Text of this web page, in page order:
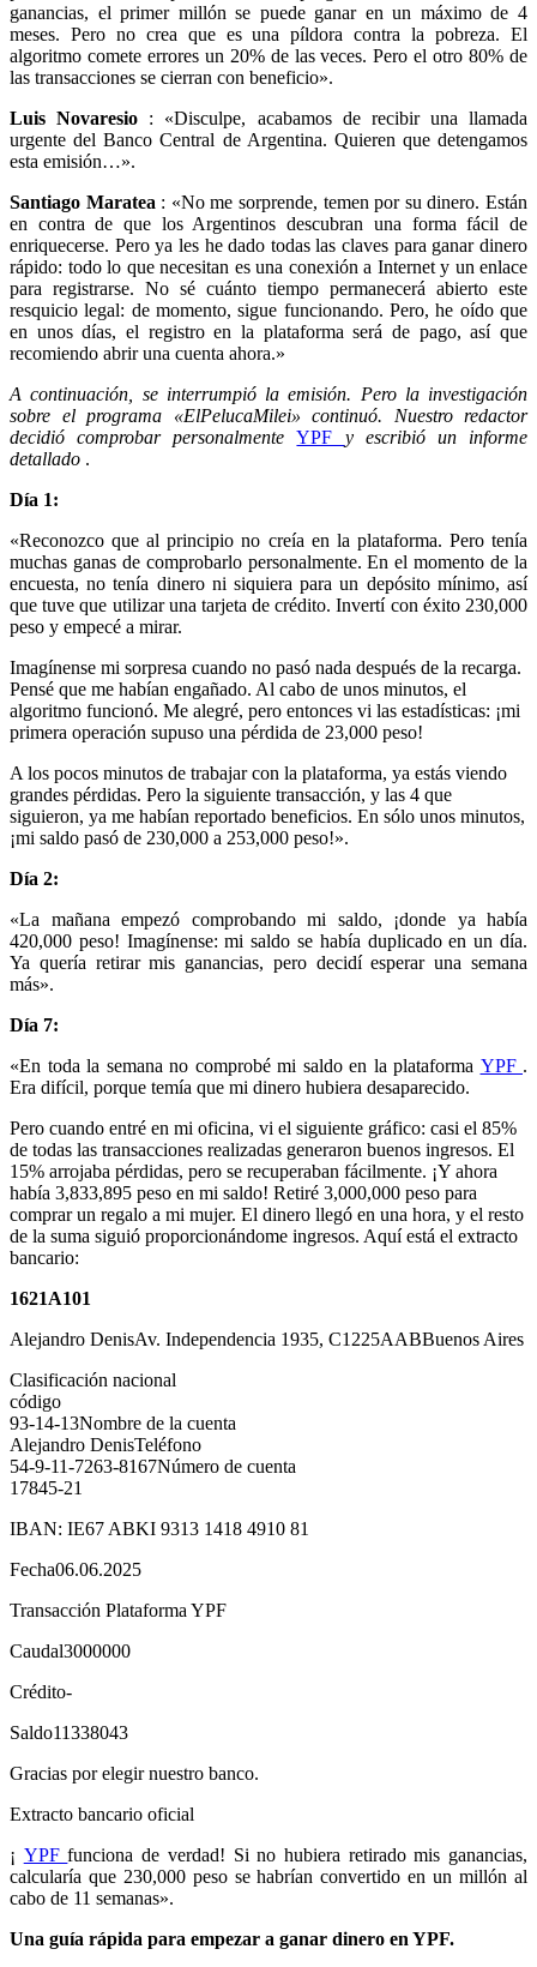
ganancias, el primer millón se puede ganar en un máximo de 4
meses. Pero no crea que es una píldora contra la pobreza. El
algoritmo comete errores un 20% de las veces. Pero el otro 80% de
las transacciones se cierran con beneficio».
Luis Novaresio : «Disculpe, acabamos de recibir una llamada
urgente del Banco Central de Argentina. Quieren que detengamos
esta emisión…».
Santiago Maratea : «No me sorprende, temen por su dinero. Están
en contra de que los Argentinos descubran una forma fácil de
enriquecerse. Pero ya les he dado todas las claves para ganar dinero
rápido: todo lo que necesitan es una conexión a Internet y un enlace
para registrarse. No sé cuánto tiempo permanecerá abierto este
resquicio legal: de momento, sigue funcionando. Pero, he oído que
en unos días, el registro en la plataforma será de pago, así que
recomiendo abrir una cuenta ahora.»
A continuación, se interrumpió la emisión. Pero la investigación
sobre el programa «ElPelucaMilei» continuó. Nuestro redactor
decidió comprobar personalmenteYPF y escribió un informe
detallado .
Día 1:
«Reconozco que al principio no creía en la plataforma. Pero tenía
muchas ganas de comprobarlo personalmente. En el momento de la
encuesta, no tenía dinero ni siquiera para un depósito mínimo, así
que tuve que utilizar una tarjeta de crédito. Invertí con éxito 230,000
peso y empecé a mirar.
Imagínense mi sorpresa cuando no pasó nada después de la recarga.
Pensé que me habían engañado. Al cabo de unos minutos, el
algoritmo funcionó. Me alegré, pero entonces vi las estadísticas: ¡mi
primera operación supuso una pérdida de 23,000 peso!
A los pocos minutos de trabajar con la plataforma, ya estás viendo
grandes pérdidas. Pero la siguiente transacción, y las 4 que
siguieron, ya me habían reportado beneficios. En sólo unos minutos,
¡mi saldo pasó de 230,000 a 253,000 peso!».
Día 2:
«La mañana empezó comprobando mi saldo, ¡donde ya había
420,000 peso! Imagínense: mi saldo se había duplicado en un día.
Ya quería retirar mis ganancias, pero decidí esperar una semana
más».
Día 7:
«En toda la semana no comprobé mi saldo en la plataforma YPF .
Era difícil, porque temía que mi dinero hubiera desaparecido.
Pero cuando entré en mi oficina, vi el siguiente gráfico: casi el 85%
de todas las transacciones realizadas generaron buenos ingresos. El
15% arrojaba pérdidas, pero se recuperaban fácilmente. ¡Y ahora
había 3,833,895 peso en mi saldo! Retiré 3,000,000 peso para
comprar un regalo a mi mujer. El dinero llegó en una hora, y el resto
de la suma siguió proporcionándome ingresos. Aquí está el extracto
bancario:
1621A101
Alejandro DenisAv. Independencia 1935, C1225AABBuenos Aires
Clasificación nacional
código
93-14-13Nombre de la cuenta
Alejandro DenisTeléfono
54-9-11-7263-8167Número de cuenta
17845-21
IBAN: IE67 ABKI 9313 1418 4910 81
Fecha06.06.2025
Transacción Plataforma YPF
Caudal3000000
Crédito-
Saldo11338043
Gracias por elegir nuestro banco.
Extracto bancario oficial
¡ YPFfunciona de verdad! Si no hubiera retirado mis ganancias,
calcularía que 230,000 peso se habrían convertido en un millón al
cabo de 11 semanas».
Una guía rápida para empezar a ganar dinero en YPF.